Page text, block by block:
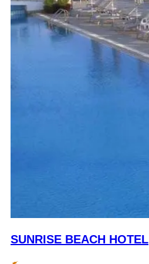
SUNRISE BEACH HOTEL